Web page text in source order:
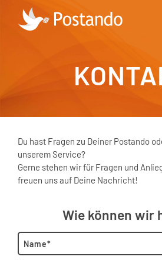
Du hast Fragen zu Deiner Postando
unserem Service?
Gerne stehen wir für Fragen und
freuen uns auf Deine Nachricht!
Wie können wir